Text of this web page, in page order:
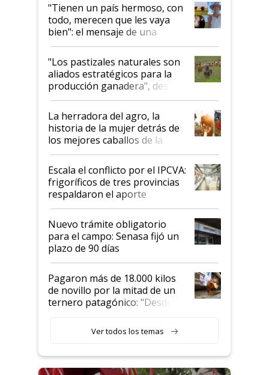
"Tienen un país hermoso, con
todo, merecen que les vaya
bien": el mensaje de una
ganadera uruguaya sobre las
oportunidades que se abren
para el agro en Argentina, con
foco en la carne
"Los pastizales naturales son
aliados estratégicos para la
producción ganadera", destaca
la iniciativa que ya reúne a 46
establecimientos en Argentina
La herradora del agro, la
historia de la mujer detrás de
los mejores caballos de la
Argentina y los mitos que
todavía hacen sufrir a estos
animales: "Mientras me
descalificaban, yo seguí
haciendo currículum"
Escala el conflicto por el IPCVA:
frigoríficos de tres provincias
respaldaron el aporte
obligatorio
Nuevo trámite obligatorio
para el campo: Senasa fijó un
plazo de 90 días
Pagaron más de 18.000 kilos
de novillo por la mitad de un
ternero patagónico: "Desde
llamar la atención"
Ver todos los temas